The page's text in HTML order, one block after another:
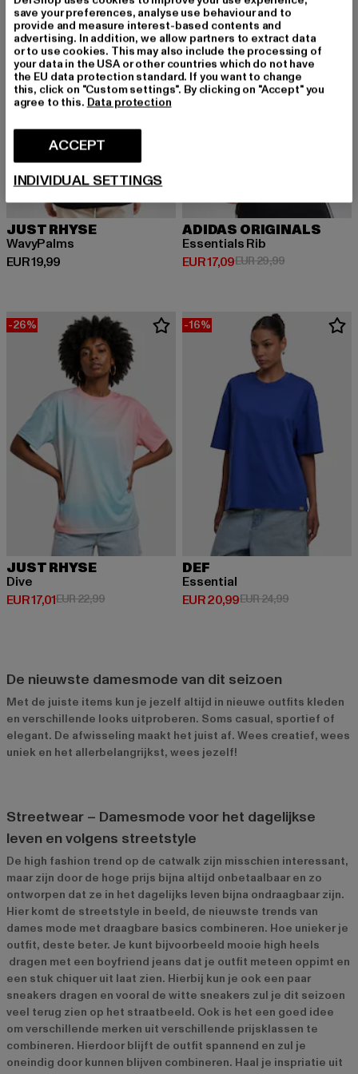
JUST RHYSE
WavyPalms
EUR 19,99
Huidige prijs: EUR 19,99
-43%
ADIDAS ORIGINALS
Essentials Rib
EUR 17,09
Huidige prijs: EUR 17,09
EUR 29,99Actieprijs:
-26%
JUST RHYSE
Dive
EUR 17,01
Huidige prijs: EUR 17,01
EUR 22,99Actieprijs: EUR 22,99
-16%
DEF
Essential
EUR 20,99
Huidige prijs: EUR 20,99
EUR 24,99Actieprijs:
De nieuwste damesmode van dit seizoen
Met de juiste items kun je jezelf altijd in nieuwe outfits kleden
en verschillende looks uitproberen. Soms casual, sportief of
elegant. De afwisseling maakt het juist af. Wees creatief, wees
uniek en het allerbelangrijkst, wees jezelf!
Streetwear – Damesmode voor het dagelijkse
leven en volgens streetstyle
De high fashion trend op de catwalk zijn misschien interessant,
maar zijn door de hoge prijs bijna altijd onbetaalbaar en zo
ontworpen dat ze in het dagelijks leven bijna ondraagbaar zijn.
Hier komt de streetstyle in beeld, de nieuwste trends van
dames mode met draagbare basics combineren. Hoe unieker je
outfit, deste beter. Je kunt bijvoorbeeld mooie high heels
dragen met een boyfriend jeans dat je outfit meteen oppimt en
een stuk chiquer uit laat zien. Hierbij kun je ook een paar
sneakers dragen en vooral de witte sneakers zul je dit seizoen
veel terug zien op het straatbeeld. Ook is het een goed idee
om verschillende merken uit verschillende prijsklassen te
combineren. Hierdoor blijft de outfit spannend en zul je
oneindig door kunnen blijven combineren. Haal je inspriatie uit
save your preferences, analyse use behaviour and to
provide and measure interest-based contents and
advertising. In addition, we allow partners to extract data
or to use cookies. This may also include the processing of
your data in the USA or other countries which do not have
the EU data protection standard. If you want to change
this, click on "Custom settings". By clicking on "Accept" you
agree to this. Data protection
ACCEPT
INDIVIDUAL SETTINGS